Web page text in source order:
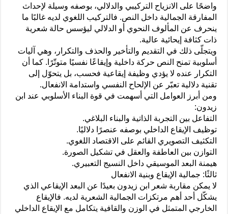
واضحًا على الانزياح التركيبي والدلالي، بوصفه وسيلة لإحداث
المفارقة الجمالية داخل النص. فالتركيب اللغوي لديه غالبًا ما
ينحرف عن المألوف النحوي أو الدلالي ليؤسس حالة شعرية
ذات كثافة إيحائية عالية.
ويتجلّى ذلك في التقديم والتأخير والحذف والتكرار، وهي آليات
أسلوبية تمنح النص حركة داخلية وإيقاعًا نفسيًا متوتّرًا. كما أن
التكرار عنده لا يؤدي وظيفة إيقاعية فحسب، بل يتحوّل إلى
تقنية دلالية تعبّر عن الإلحاح النفسي واستدامة الانفعال.
ومن أبرز العوامل التي أسهمت في قوة البناء الأسلوبي عند ابن
زيدون:
التفاعل بين التجربة الذاتية والبناء البلاغي.
توظيف الإيقاع الداخلي بوصفه عنصرًا دلاليًا.
التكثيف التصويري القائم على الاقتصاد اللغوي.
التوازن بين العاطفة والعقل في تشكيل الصورة.
هيمنة البعد الموسيقي داخل النسيج التعبيري.
ثالثًا: جمالية الإيقاع وبنية الانفعال
لا يمكن مقاربة شعر ابن زيدون بعيدًا عن البعد الإيقاعي الذي
يشكّل أحد أهم مرتكزات الجمالية الشعرية لديه. فالإيقاع
الخارجي المتمثل في الوزن والقافية يتكامل مع الإيقاع الداخلي